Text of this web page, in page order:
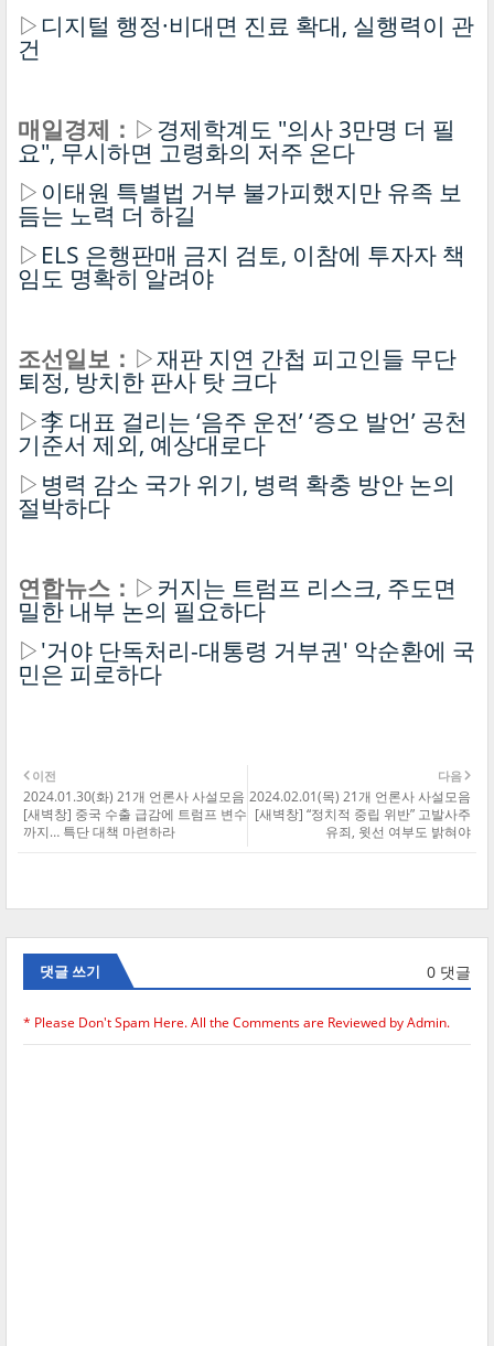
▷ 디지털 행정·비대면 진료 확대, 실행력이 관
건
매일경제： ▷경제학계도 "의사 3만명 더 필
요", 무시하면 고령화의 저주 온다
▷ 이태원 특별법 거부 불가피했지만 유족 보
듬는 노력 더 하길
▷ ELS 은행판매 금지 검토, 이참에 투자자 책
임도 명확히 알려야
조선일보： ▷재판 지연 간첩 피고인들 무단
퇴정, 방치한 판사 탓 크다
▷李 대표 걸리는 ‘음주 운전’ ‘증오 발언’ 공천
기준서 제외, 예상대로다
▷ 병력 감소 국가 위기, 병력 확충 방안 논의
절박하다
연합뉴스： ▷ 커지는 트럼프 리스크, 주도면
밀한 내부 논의 필요하다
▷'거야 단독처리-대통령 거부권' 악순환에 국
민은 피로하다
다음
2024.02.01(목) 21개 언론사 사설모음
[새벽창] “정치적 중립 위반” 고발사주
유죄, 윗선 여부도 밝혀야
이전
2024.01.30(화) 21개 언론사 사설모음
[새벽창] 중국 수출 급감에 트럼프 변수
까지… 특단 대책 마련하라
댓글 쓰기 0 댓글
* Please Don't Spam Here. All the Comments are Reviewed by Admin.